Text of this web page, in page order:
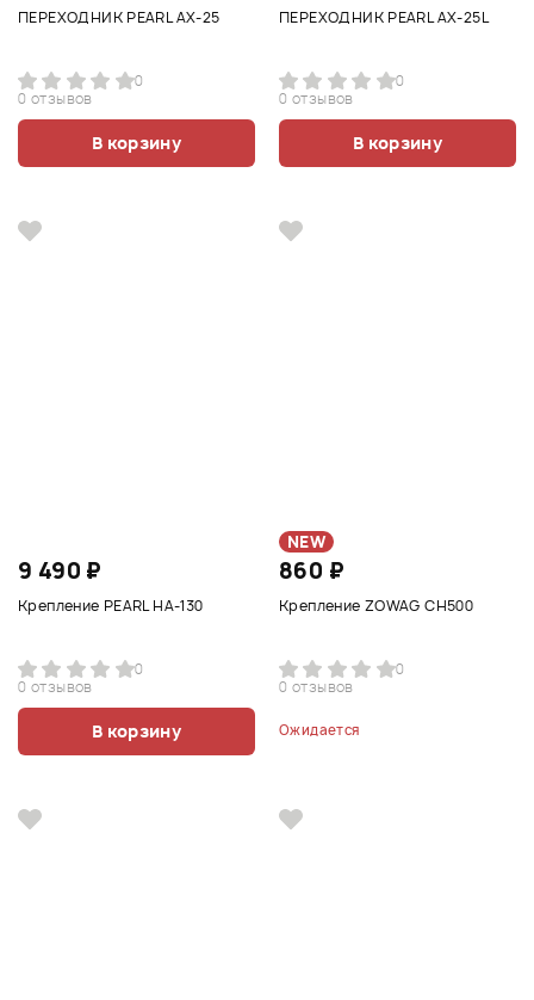
ПЕРЕХОДНИК PEARL AX-25
0
0 отзывов
В корзину
ПЕРЕХОДНИК PEARL AX-25L
0
0 отзывов
В корзину
9 490 ₽
Крепление PEARL HA-130
0
0 отзывов
В корзину
NEW
860 ₽
Крепление ZOWAG CH500
0
0 отзывов
Ожидается